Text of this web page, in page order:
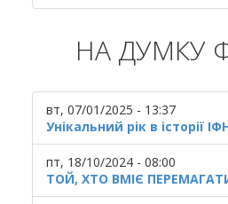
НА ДУМКУ
вт, 07/01/2025 - 13:37
Унікальний рік в історії
пт, 18/10/2024 - 08:00
ТОЙ, ХТО ВМІЄ